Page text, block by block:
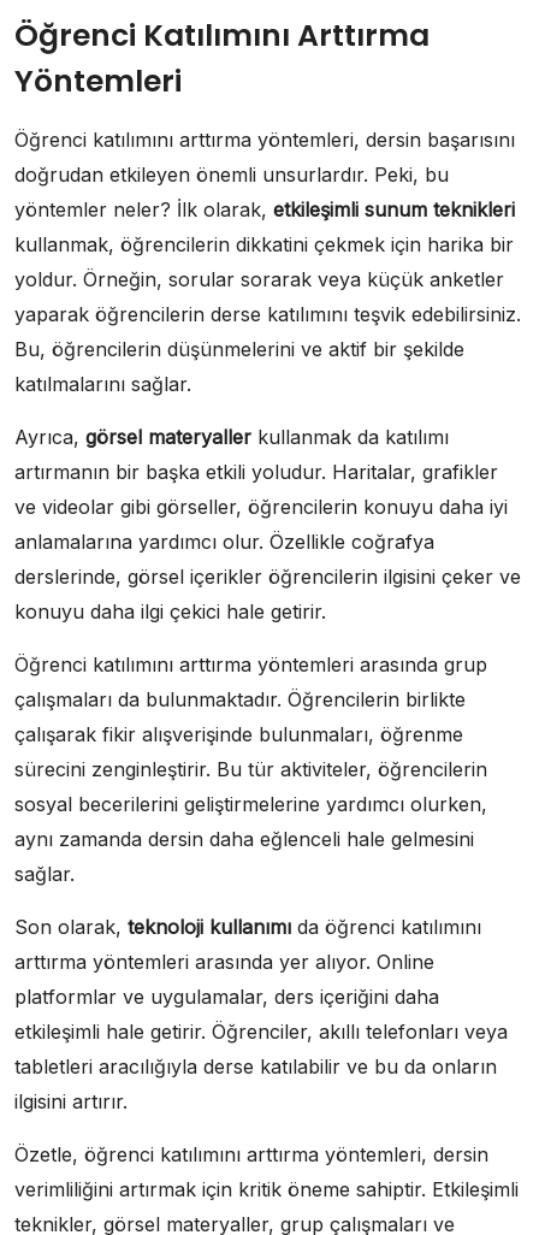
Öğrenci Katılımını Arttırma
Yöntemleri
Öğrenci katılımını arttırma yöntemleri, dersin başarısını
doğrudan etkileyen önemli unsurlardır. Peki, bu
yöntemler neler? İlk olarak, etkileşimli sunum teknikleri
kullanmak, öğrencilerin dikkatini çekmek için harika bir
yoldur. Örneğin, sorular sorarak veya küçük anketler
yaparak öğrencilerin derse katılımını teşvik edebilirsiniz.
Bu, öğrencilerin düşünmelerini ve aktif bir şekilde
katılmalarını sağlar.
Ayrıca, görsel materyaller kullanmak da katılımı
artırmanın bir başka etkili yoludur. Haritalar, grafikler
ve videolar gibi görseller, öğrencilerin konuyu daha iyi
anlamalarına yardımcı olur. Özellikle coğrafya
derslerinde, görsel içerikler öğrencilerin ilgisini çeker ve
konuyu daha ilgi çekici hale getirir.
Öğrenci katılımını arttırma yöntemleri arasında grup
çalışmaları da bulunmaktadır. Öğrencilerin birlikte
çalışarak fikir alışverişinde bulunmaları, öğrenme
sürecini zenginleştirir. Bu tür aktiviteler, öğrencilerin
sosyal becerilerini geliştirmelerine yardımcı olurken,
aynı zamanda dersin daha eğlenceli hale gelmesini
sağlar.
Son olarak, teknoloji kullanımı da öğrenci katılımını
arttırma yöntemleri arasında yer alıyor. Online
platformlar ve uygulamalar, ders içeriğini daha
etkileşimli hale getirir. Öğrenciler, akıllı telefonları veya
tabletleri aracılığıyla derse katılabilir ve bu da onların
ilgisini artırır.
Özetle, öğrenci katılımını arttırma yöntemleri, dersin
verimliliğini artırmak için kritik öneme sahiptir. Etkileşimli
teknikler, görsel materyaller, grup çalışmaları ve